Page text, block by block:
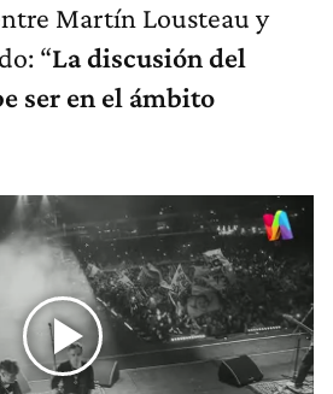
Martín Lousteau y
“La discusión del
ser en el ámbito